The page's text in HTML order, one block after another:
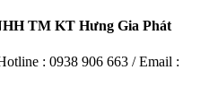
TM KT Hưng Gia Phát
: 0938 906 663 / Email :